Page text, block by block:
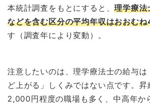
本統計調査をもとにすると、理学療法
などを含む区分の平均年収はおおむ
す（調査年により変動）。
注意したいのは、理学療法士の給与は
ど上がる」しくみではない点です。
2,000円程度の職場も多く、中高年か